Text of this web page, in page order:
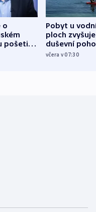
o
pošetilé,
Pobyt u
ploch zvyšuje
duševní
ukázala
včera v 07:30